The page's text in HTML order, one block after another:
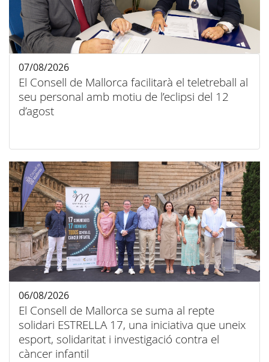
El Consell de Mallorca facilitarà el teletreball al
seu personal amb motiu de l’eclipsi del 12
d’agost
07/08/2026
El Consell de Mallorca se suma al repte
solidari ESTRELLA 17, una iniciativa que uneix
esport, solidaritat i investigació contra el
càncer infantil
06/08/2026